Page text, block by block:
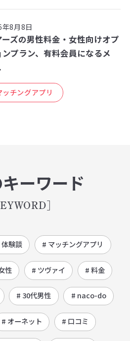
年8月8日
ズの男性料金・女性向けオプ
ンプラン、有料会員になるメ
ッチングアプリ
ーワード
体験談 # マッチングアプリ
性 # ツヴァイ # 料金
# 30代男性 # naco-do
# オーネット # 口コミ